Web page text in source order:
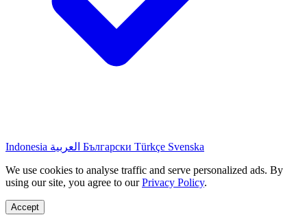
Indonesia العربية Български Türkçe Svenska
We use cookies to analyse traffic and serve personalized ads. By
using our site, you agree to ourPrivacy Policy.
Accept